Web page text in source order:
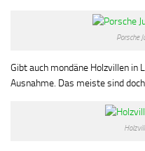
Porsche
Gibt auch mondäne Holzvillen
Ausnahme. Das meiste sind